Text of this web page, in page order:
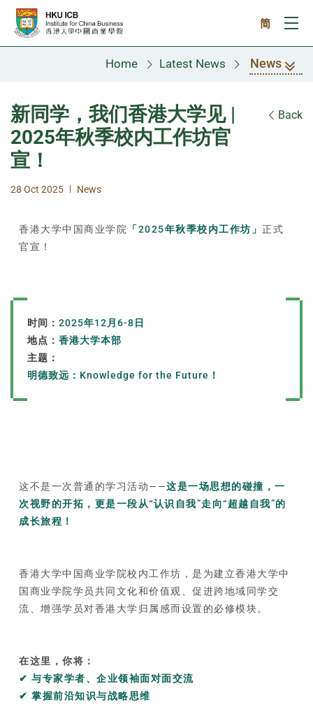
Skip to main content
简
Home Latest News News
新同学，我们香港大学见 |
2025年秋季校内工作坊官
宣！
Back
28 Oct 2025 | News
香港大学中国商业学院 「2025年秋季校内工作坊」 正式
官宣！
时间： 2025年12月6-8日
地点： 香港大学本部
主题：
明德致远：Knowledge for the Future！
这不是一次普通的学习活动——这是一场思想的碰撞，一
次视野的开拓，更是一段从“认识自我”走向“超越自我”的
成长旅程！
香港大学中国商业学院校内工作坊，是为建立香港大学中
国商业学院学员共同文化和价值观、促进跨地域同学交
流、增强学员对香港大学归属感而设置的必修模块。
在这里，你将：
✔ 与专家学者、企业领袖面对面交流
✔ 掌握前沿知识与战略思维